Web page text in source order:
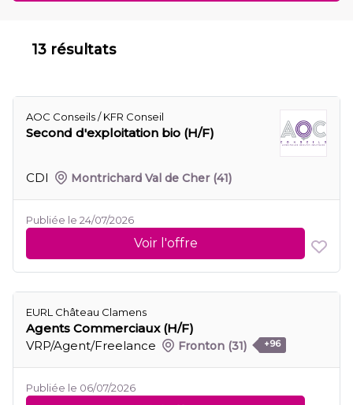
13 résultats
AOC Conseils / KFR Conseil
Second d'exploitation bio (H/F)
CDI Montrichard Val de Cher (41)
Publiée le 24/07/2026
Voir l'offre
EURL Château Clamens
Agents Commerciaux (H/F)
VRP/Agent/Freelance
Fronton (31) +96
Publiée le 06/07/2026